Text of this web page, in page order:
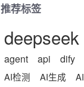
推荐标签
deepseek
agent
api dify
AI检测
AI生成